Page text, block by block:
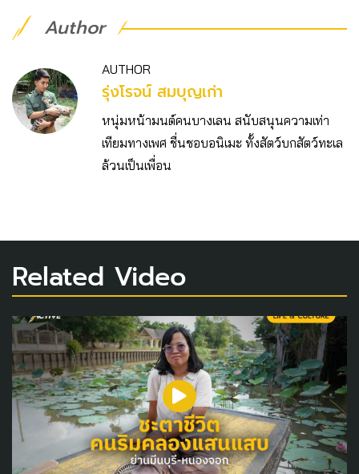
Author
AUTHOR
รุ่งโรจน์ สมบุญเก่า
หนุ่มหน้ามนต์คนบางเลน สนับสนุนความเท่า
เทียมทางเพศ ชื่นชอบอนิเมะ ทั้งสัตว์บกสัตว์ทะเล
ล้วนเป็นเพื่อน
Related Video